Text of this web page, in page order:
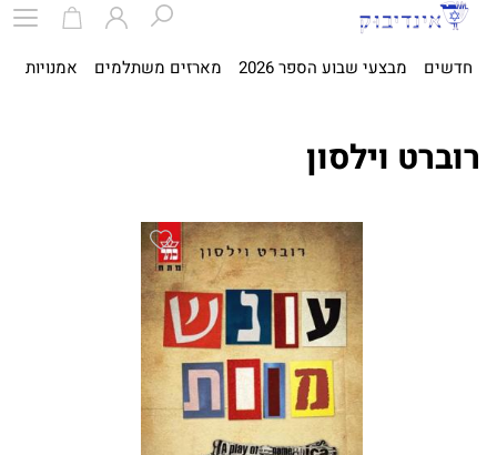
חדשים מבצעי שבוע הספר 2026 מארזים משתלמים אמנויות
רוברט וילסון